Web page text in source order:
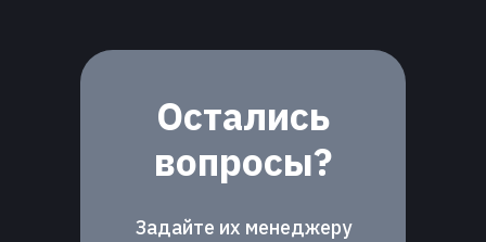
Задайте их менеджеру
Остались
вопросы?